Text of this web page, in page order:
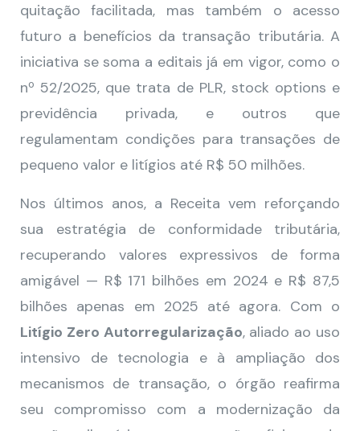
quitação facilitada, mas também o acesso
futuro a benefícios da transação tributária. A
iniciativa se soma a editais já em vigor, como o
nº 52/2025, que trata de PLR, stock options e
previdência privada, e outros que
regulamentam condições para transações de
pequeno valor e litígios até R$ 50 milhões.
Nos últimos anos, a Receita vem reforçando
sua estratégia de conformidade tributária,
recuperando valores expressivos de forma
amigável — R$ 171 bilhões em 2024 e R$ 87,5
bilhões apenas em 2025 até agora. Com o
Litígio Zero Autorregularização, aliado ao uso
intensivo de tecnologia e à ampliação dos
mecanismos de transação, o órgão reafirma
seu compromisso com a modernização da